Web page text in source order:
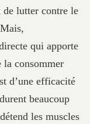
de lutter contre le
Mais,
qui apporte
la consommer
d’une efficacité
beaucoup
les muscles